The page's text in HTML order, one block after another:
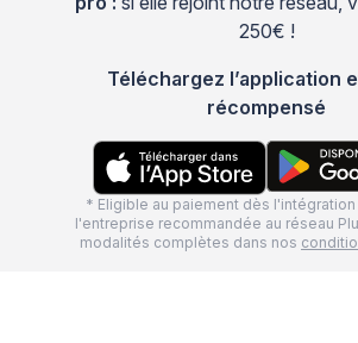
250€ !
Téléchargez l’application
récompensé
* Eligible au paiement dès
l'entreprise recommandée au réseau
modalités complètes dans nos